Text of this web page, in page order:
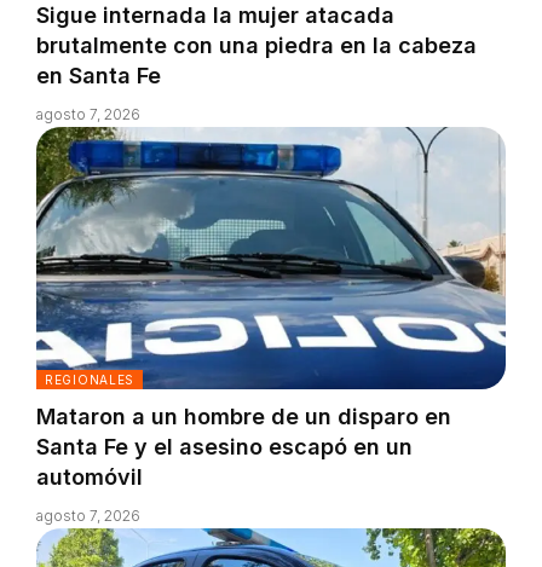
Sigue internada la mujer atacada
brutalmente con una piedra en la cabeza
en Santa Fe
agosto 7, 2026
REGIONALES
Mataron a un hombre de un disparo en
Santa Fe y el asesino escapó en un
automóvil
agosto 7, 2026